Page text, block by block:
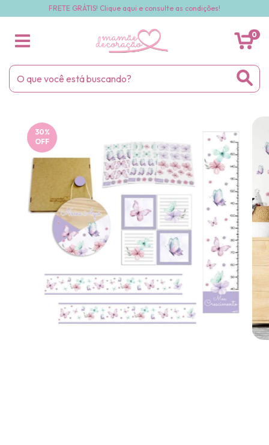
FRETE GRÁTIS! Clique aqui e consulte as condições!
0
30%
OFF